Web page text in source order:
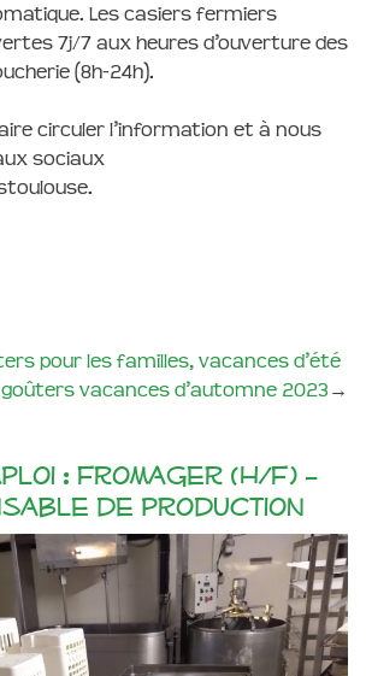
Les casiers fermiers
7j/7 aux heures d’ouverture des
(8h-24h).
circuler l’information et à nous
sociaux
pour les familles, vacances d’été
vacances d’automne 2023 →
: Fromager (H/F) –
de production